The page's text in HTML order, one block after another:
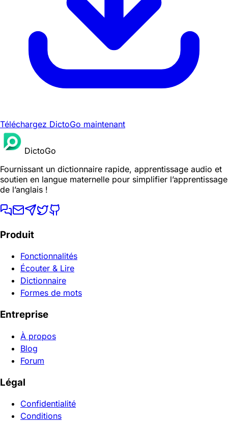
Téléchargez DictoGo maintenant
DictoGo
Fournissant un dictionnaire rapide, apprentissage audio et
soutien en langue maternelle pour simplifier l’apprentissage
de l’anglais !
Produit
Fonctionnalités
Écouter & Lire
Dictionnaire
Formes de mots
Entreprise
À propos
Blog
Forum
Légal
Confidentialité
Conditions